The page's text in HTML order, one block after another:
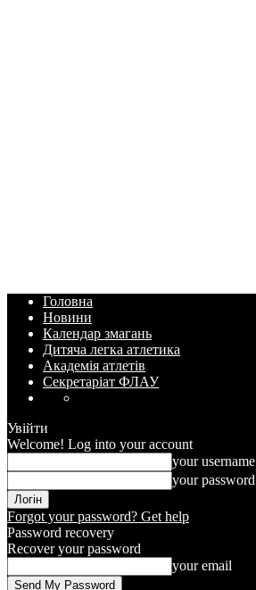
Головна
Новини
Календар змагань
Дитяча легка атлетика
Академія атлетів
Секретаріат ФЛАУ
Увійти
Welcome! Log into your account
your username
your password
Forgot your password? Get help
Password recovery
Recover your password
your email